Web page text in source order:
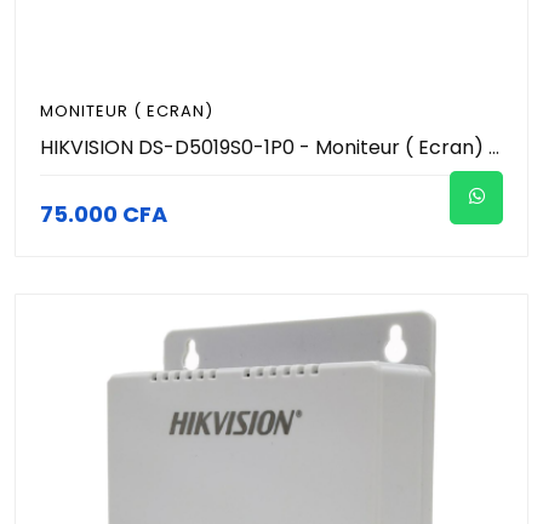
MONITEUR ( ECRAN)
HIKVISION DS-D5019S0-1P0 - Moniteur ( Ecran) 19 Pouces - Conception à faible lumière bleue pour la protection des yeux.
75.000 CFA